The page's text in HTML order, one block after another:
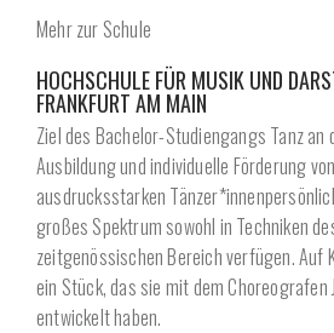
Mehr zur Schule
HOCHSCHULE FÜR MUSIK UND
FRANKFURT AM MAIN
Ziel des Bachelor-Studiengangs Tanz an
Ausbildung und individuelle Förderung
ausdrucksstarken
großes Spektrum sowohl in Techniken
zeitgenössischen Bereich verfügen. Auf
ein Stück, das sie mit dem Choreografen
entwickelt haben.